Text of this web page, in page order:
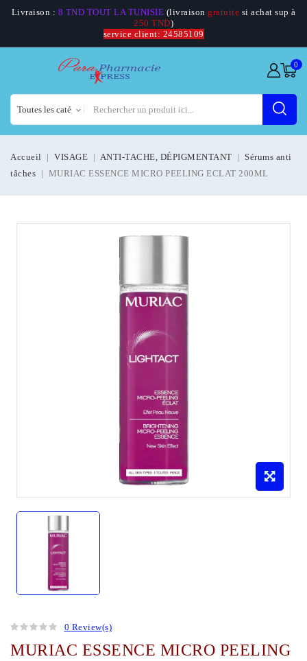
Livraison : 8 TND TOUT LA TUNISIE (livraison gratuite si achat sup à
250 TND)
service client: 24585109
0
Accueil VISAGE ANTI-TACHE, DÉPIGMENTANT
Sérums anti
tâches
MURIAC ESSENCE MICRO PEELING ECLAT 200ML
0 Review(s)
MURIAC ESSENCE MICRO PEELING